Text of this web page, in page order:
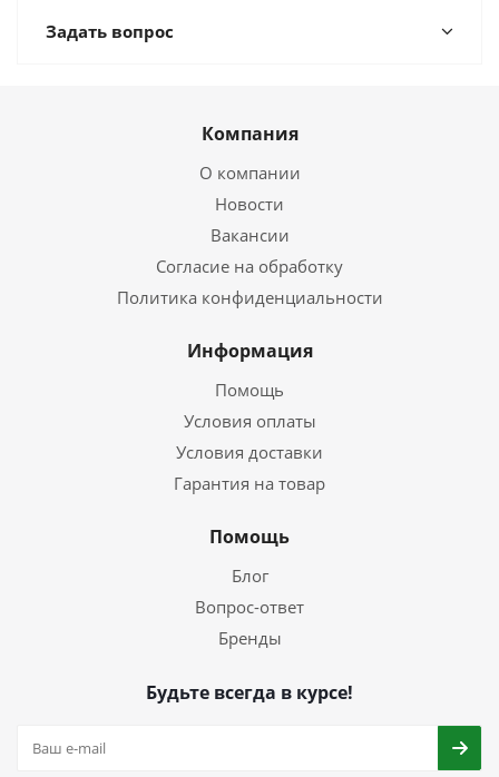
Задать вопрос
Компания
О компании
Новости
Вакансии
Согласие на обработку
Политика конфиденциальности
Информация
Помощь
Условия оплаты
Условия доставки
Гарантия на товар
Помощь
Блог
Вопрос-ответ
Бренды
Будьте всегда в курсе!